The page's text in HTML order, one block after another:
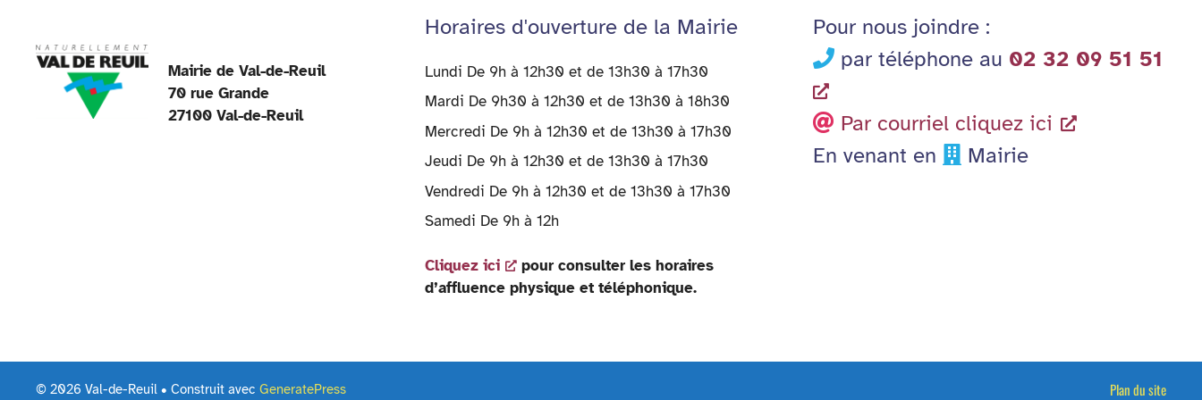
Mairie de Val-de-Reuil
70 rue Grande
27100 Val-de-Reuil
Horaires d'ouverture de la Mairie
Lundi De 9h à 12h30 et de 13h30 à 17h30
Mardi De 9h30 à 12h30 et de 13h30 à 18h30
Mercredi De 9h à 12h30 et de 13h30 à 17h30
Jeudi De 9h à 12h30 et de 13h30 à 17h30
Vendredi De 9h à 12h30 et de 13h30 à 17h30
Samedi De 9h à 12h
Cliquez ici
pour consulter les horaires
d’affluence physique et téléphonique.
Pour nous joindre :
par téléphone au 02 32 09 51 51
Par courriel cliquez ici
En venant en
Mairie
Plan du site
© 2026 Val-de-Reuil • Construit avec GeneratePress